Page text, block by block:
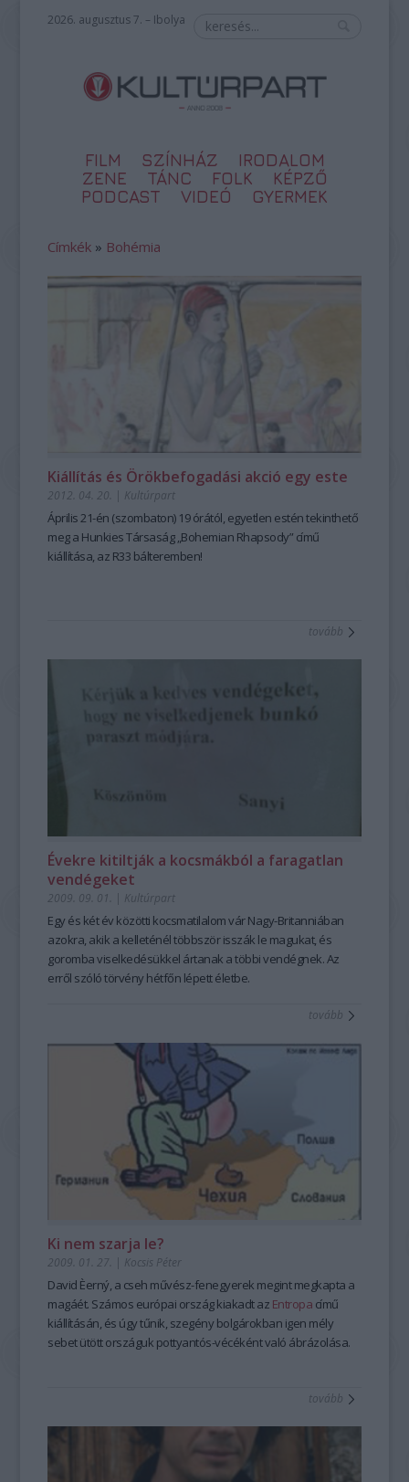
2026. augusztus 7. – Ibolya
FILM SZÍNHÁZ
IRODALOM
ZENE
TÁNC FOLK
KÉPZŐ
PODCAST
VIDEÓ GYERMEK
Címkék » Bohémia
Kiállítás és Örökbefogadási akció egy este
2012. 04. 20. | Kultúrpart
Április 21-én (szombaton) 19 órától, egyetlen estén tekinthető
meg a Hunkies Társaság „Bohemian Rhapsody” című
kiállítása, az R33 bálteremben!
tovább
Évekre kitiltják a kocsmákból a faragatlan
vendégeket
2009. 09. 01. | Kultúrpart
Egy és két év közötti kocsmatilalom vár Nagy-Britanniában
azokra, akik a kelleténél többször isszák le magukat, és
goromba viselkedésükkel ártanak a többi vendégnek. Az
erről szóló törvény hétfőn lépett életbe.
tovább
Ki nem szarja le?
2009. 01. 27. | Kocsis Péter
David Èerný, a cseh művész-fenegyerek megint megkapta a
magáét. Számos európai ország kiakadt az Entropa című
kiállításán, és úgy tűnik, szegény bolgárokban igen mély
sebet ütött országuk pottyantós-vécéként való ábrázolása.
tovább